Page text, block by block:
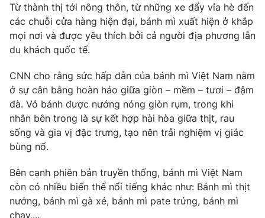
THỜI BÁO VTV
Cơ quan chủ quản:Đài Truyền hình Việt Nam
Cơ quan báo chí: Thời báo VTV
Giấy phép hoạt động báo in và báo điện tử số 483/GP-BTTTT
cấp ngày 29/12/2023
Phó Tổng Biên tập: Nguyễn Thị Mỹ Hạnh, Phạm Quốc Thắng,
Nguyễn Trọng Ninh
Tổng đài VTV: 024.38 355 931 - 024.38 355 932
Từ thành thị tới nông thôn, từ những xe đẩy vỉa hè đến
các chuỗi cửa hàng hiện đại, bánh mì xuất hiện ở khắp
mọi nơi và được yêu thích bởi cả người địa phương lẫn
du khách quốc tế.
CNN cho rằng sức hấp dẫn của bánh mì Việt Nam nằm
ở sự cân bằng hoàn hảo giữa giòn – mềm – tươi – đậm
đà. Vỏ bánh được nướng nóng giòn rụm, trong khi
nhân bên trong là sự kết hợp hài hòa giữa thịt, rau
sống và gia vị đặc trưng, tạo nên trải nghiệm vị giác
bùng nổ.
Bên cạnh phiên bản truyền thống, bánh mì Việt Nam
còn có nhiều biến thể nổi tiếng khác như: Bánh mì thịt
nướng, bánh mì gà xé, bánh mì pate trứng, bánh mì
chay,...